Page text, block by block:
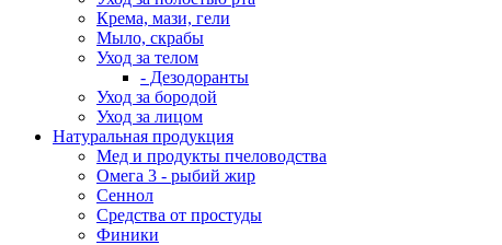
Крема, мази, гели
Мыло, скрабы
Уход за телом
- Дезодоранты
Уход за бородой
Уход за лицом
Натуральная продукция
Мед и продукты пчеловодства
Омега 3 - рыбий жир
Сеннол
Средства от простуды
Финики